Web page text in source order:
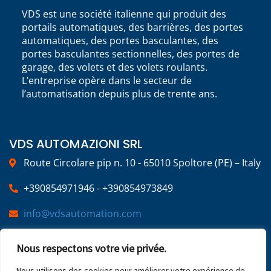
Nous respectons votre vie privée.
VDS est une société italienne qui produit des
portails automatiques, des barrières, des portes
automatiques, des portes basculantes, des
portes basculantes sectionnelles, des portes de
garage, des volets et des volets roulants.
L’entreprise opère dans le secteur de
l’automatisation depuis plus de trente ans.
VDS AUTOMAZIONI SRL
Route Circolare pip n. 10 - 65010 Spoltore (PE) – Italy
+390854971946 - +390854973849
info@vdsautomation.com
SOCIAL